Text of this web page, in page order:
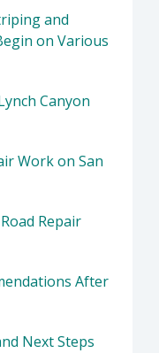
and
on Various
Canyon
Work on San
Repair
After
Next Steps